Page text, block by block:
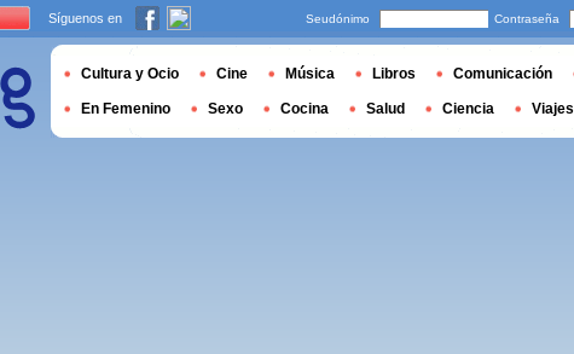
Síguenos en Seudónimo Contraseña
Cultura y Ocio Cine Música Libros Comunicación
En Femenino Sexo Cocina Salud Ciencia Viajes